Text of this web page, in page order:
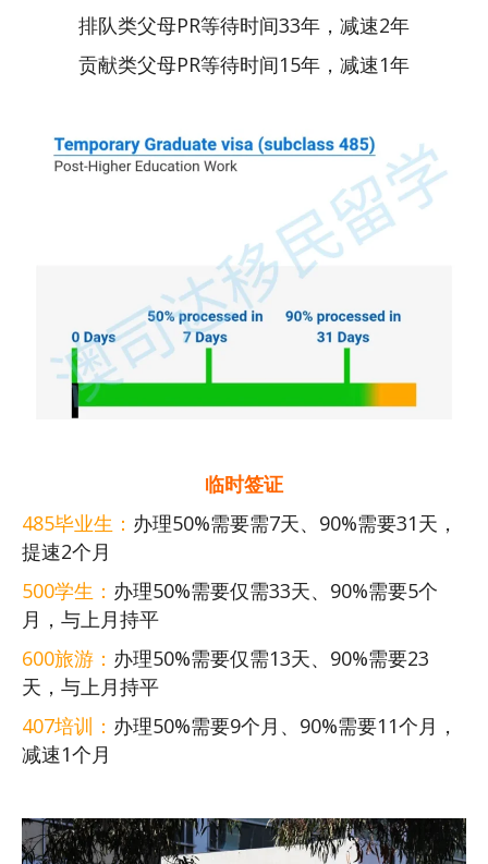
排队类父母PR等待时间33年，减速2年
贡献类父母PR等待时间15年，减速1年
临时签证
485毕业生： 办理50%需要需7天、90%需要31天，
提速2个月
500学生： 办理50%需要仅需33天、90%需要5个
月，与上月持平
600旅游： 办理50%需要仅需13天、90%需要23
天，与上月持平
407培训： 办理50%需要9个月、90%需要11个月，
减速1个月